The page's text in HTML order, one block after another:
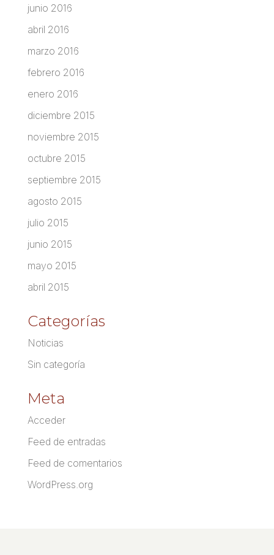
junio 2016
abril 2016
marzo 2016
febrero 2016
enero 2016
diciembre 2015
noviembre 2015
octubre 2015
septiembre 2015
agosto 2015
julio 2015
junio 2015
mayo 2015
abril 2015
Categorías
Noticias
Sin categoría
Meta
Acceder
Feed de entradas
Feed de comentarios
WordPress.org